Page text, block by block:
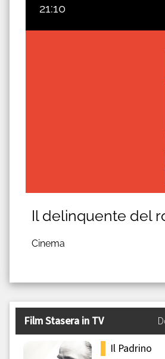
21:10
Il delinquente del
Cinema